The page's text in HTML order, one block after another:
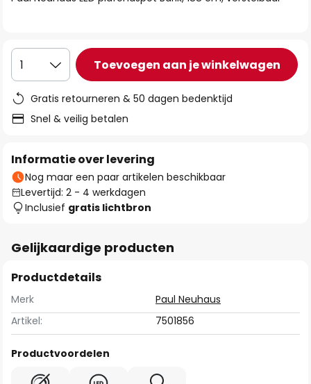
1 Toevoegen aan je winkelwagen
Gratis retourneren & 50 dagen bedenktijd
Snel & veilig betalen
Informatie over levering
Nog maar een paar artikelen beschikbaar
Levertijd: 2 - 4 werkdagen
Inclusief gratis lichtbron
Gelijkaardige producten
Productdetails
Merk
Paul Neuhaus
Artikel:
7501856
Productvoordelen